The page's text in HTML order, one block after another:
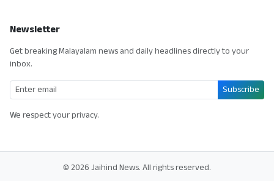
Newsletter
Get breaking Malayalam news and daily headlines directly to your
inbox.
Subscribe
We respect your privacy.
© 2026 Jaihind News. All rights reserved.